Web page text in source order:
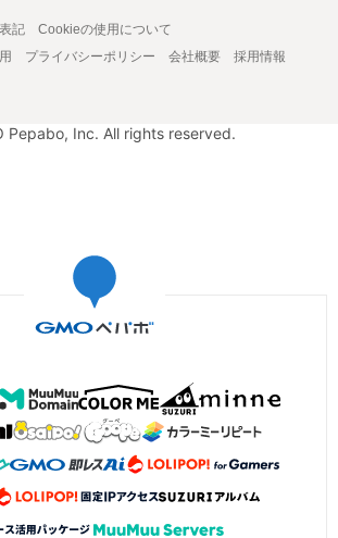
記
Cookieの使用について
プライバシーポリシー 会社概要
採用情報
Pepabo, Inc. All rights reserved.